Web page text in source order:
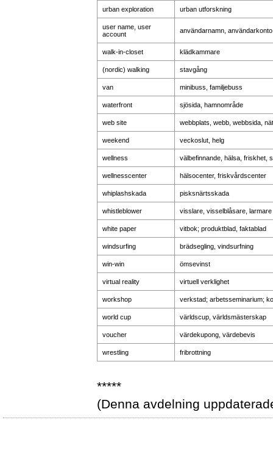
urban exploration urban utforskning
user name, user
account
användarnamn, användarkonto
walk-in-closet klädkammare
(nordic) walking stavgång
van minibuss, familjebuss
waterfront sjösida, hamnområde
web site webbplats, webb, webbsida,
weekend veckoslut, helg
wellness välbefinnande, hälsa, friskhet,
wellnesscenter hälsocenter, friskvårdscenter
whiplashskada pisksnärtsskada
whistleblower visslare, visselblåsare, larmare
white paper vitbok; produktblad, faktablad
windsurfing brädsegling, vindsurfning
win-win ömsevinst
virtual reality virtuell verklighet
workshop verkstad; arbetsseminarium;
world cup världscup, världsmästerskap
voucher värdekupong, värdebevis
wrestling fribrottning
*****
(Denna avdelning